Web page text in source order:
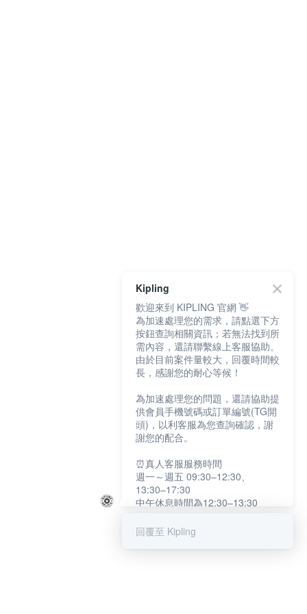
Kipling
歡迎來到 KIPLING 官網 👋
為加速處理您的需求，請點選下方
按鈕查詢相關資訊；若無法找到所
需內容，還請聯繫線上客服協助。
由於目前案件量較大，回覆時間較
長，感謝您的耐心等候！
為加速處理您的問題，還請協助提
供會員手機號碼或訂單編號(TG開
頭)，以利客服為您查詢確認，謝
謝您的配合。
⏰真人客服服務時間
週一～週五 09:30–12:30、
13:30–17:30
中午休息時間為12:30–13:30
提醒您：系統會自動已讀訊息，如
回覆至 Kipling